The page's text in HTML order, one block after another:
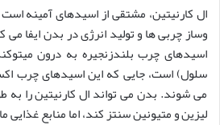
ال کارنیتین، مشتقی از اسیدهای آمینه
وساز چربی ها و تولید انرژی در بدن ایفا می
اسیدهای چرب بلندزنجیره به درون
سلول) است، جایی که این اسیدهای چرب
می شوند. بدن می تواند ال کارنیتین را به
لیزین و متیونین سنتز کند، اما منابع